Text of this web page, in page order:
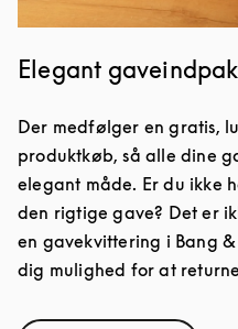
Elegant
Der medfølger en gratis,
produktkøb, så alle dine
elegant måde. Er du ikke
den rigtige gave? Det er
en gavekvittering i Bang
dig mulighed for at